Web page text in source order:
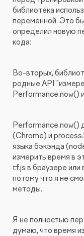
библиотека
переменной. Это
определил новую
кода:
Во-вторых,
родные API
Performance.now()
Performance.now()
(Chrome) и
языка бэкэнда
измерить время в
tf.js в браузере или
потому что я не
методы.
Я не полностью
думаю, что время